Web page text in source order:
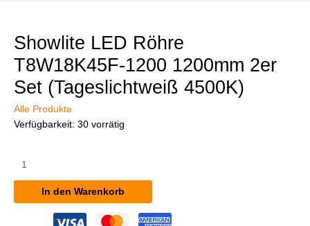
Showlite LED Röhre
T8W18K45F-1200 1200mm 2er
Set (Tageslichtweiß 4500K)
Alle Produkte
Verfügbarkeit: 30 vorrätig
LED
T8W18K45F-
In den Warenkorb